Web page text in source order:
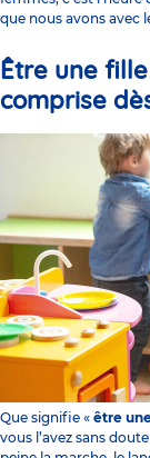
que nous avons avec
Être une
comprise
Que signifie « être
vous l’avez sans